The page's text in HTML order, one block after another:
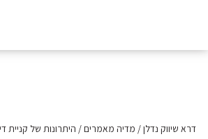
דרא שיווק נדלן/ מדיה מאמרים/ היתרונות של קניית